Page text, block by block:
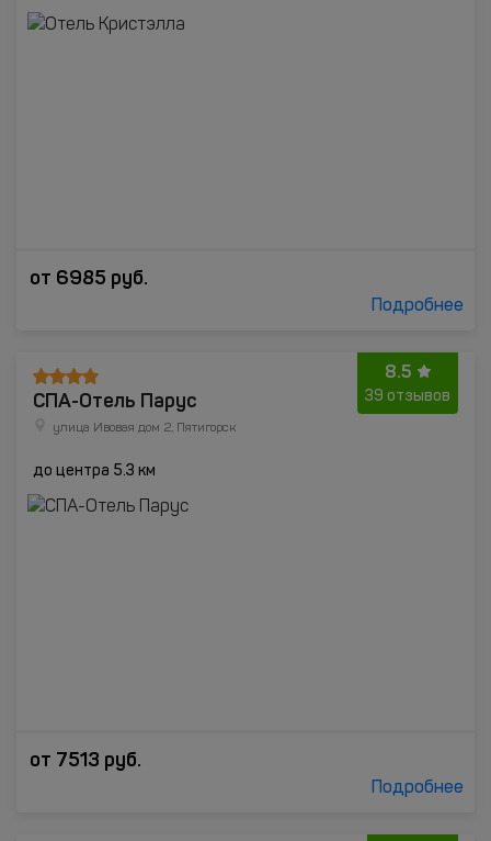
от 6985 руб.
Подробнее
8.5
39 отзывов
СПА-Отель Парус
улица Ивовая дом 2, Пятигорск
до центра 5.3 км
от 7513 руб.
Подробнее